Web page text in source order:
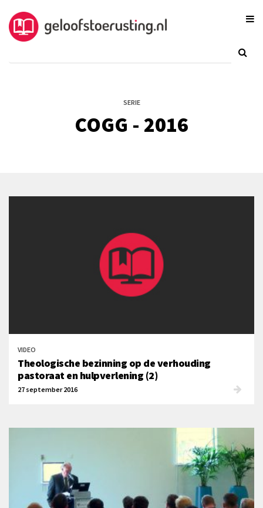
SERIE
COGG - 2016
VIDEO
Theologische bezinning op de verhouding
pastoraat en hulpverlening (2)
27 september 2016